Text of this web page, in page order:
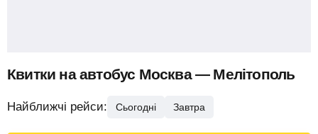
Квитки на автобус Москва — Мелітополь
Найближчі рейси: Сьогодні Завтра